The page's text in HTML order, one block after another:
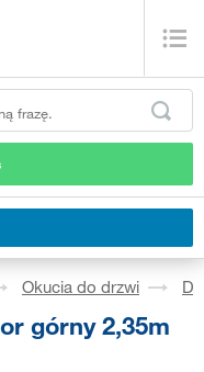
Okucia do drzwi
górny 2,35m